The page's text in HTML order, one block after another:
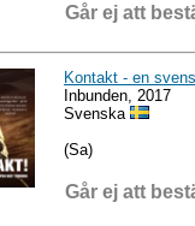
Går ej att
Kontakt - en
Inbunden, 2017
Svenska
(Sa)
Går ej att